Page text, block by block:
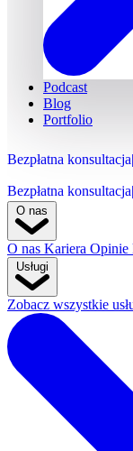
Podcast
Blog
Portfolio
Bezpłatna konsultacja
Bezpłatna konsultacja
O nas Kariera Opinie
Zobacz wszystkie